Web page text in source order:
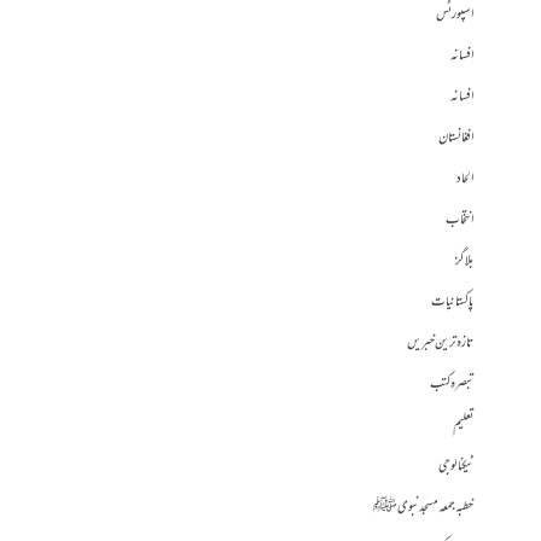
اسپورٹس
افسانہ
افسانہ
افغانستان
الحاد
انتخاب
بلاگز
پاکستانیات
تازہ ترین خبریں
تبصرہ کتب
تعلیم
ٹیکنالوجی
خطبہ جمعہ مسجد نبوی ﷺ